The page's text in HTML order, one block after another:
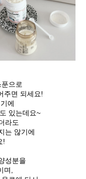
으로
주면 되세요!
에
있는데요~
라도
는 않기에
!
성분을
며,